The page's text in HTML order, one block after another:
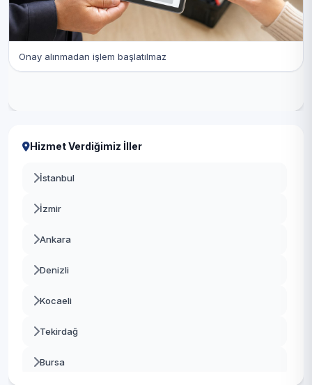
Onay alınmadan işlem başlatılmaz
Hizmet Verdiğimiz İller
İstanbul
İzmir
Ankara
Denizli
Kocaeli
Tekirdağ
Bursa